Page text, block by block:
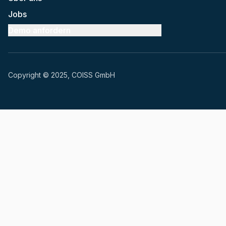
Jobs
Copyright © 2025, COISS GmbH